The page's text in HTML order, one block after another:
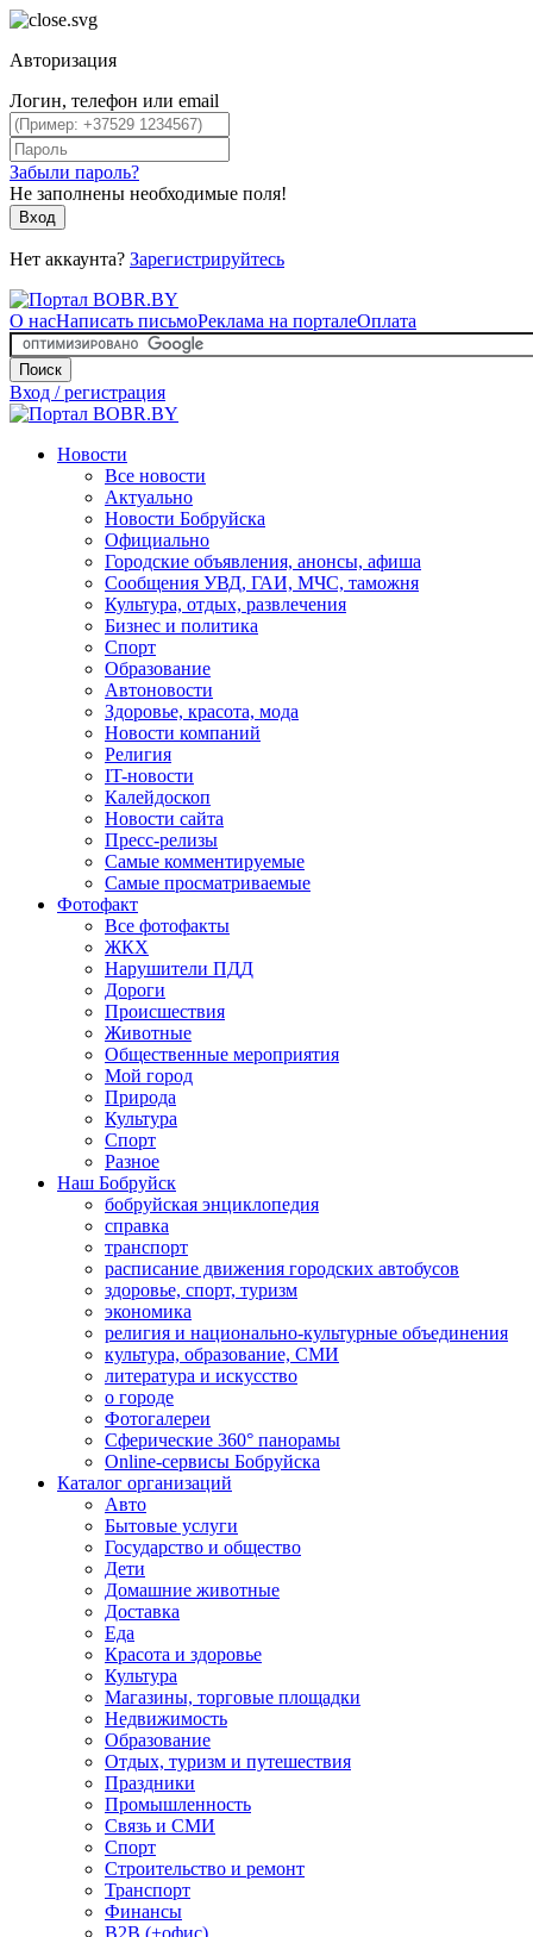
Авторизация
Логин, телефон или email
Забыли пароль?
Не заполнены необходимые поля!
Вход
Нет аккаунта? Зарегистрируйтесь
О насНаписать письмоРеклама на порталеОплата
Поиск
Вход / регистрация
Новости
Все новости
Актуально
Новости Бобруйска
Официально
Городские объявления, анонсы, афиша
Сообщения УВД, ГАИ, МЧС, таможня
Культура, отдых, развлечения
Бизнес и политика
Спорт
Образование
Автоновости
Здоровье, красота, мода
Новости компаний
Религия
IT-новости
Калейдоскоп
Новости сайта
Пресс-релизы
Самые комментируемые
Самые просматриваемые
Фотофакт
Все фотофакты
ЖКХ
Нарушители ПДД
Дороги
Происшествия
Животные
Общественные мероприятия
Мой город
Природа
Культура
Спорт
Разное
Наш Бобруйск
бобруйская энциклопедия
справка
транспорт
расписание движения городских автобусов
здоровье, спорт, туризм
экономика
религия и национально-культурные объединения
культура, образование, СМИ
литература и искусство
о городе
Фотогалереи
Сферические 360° панорамы
Online-сервисы Бобруйска
Каталог организаций
Авто
Бытовые услуги
Государство и общество
Дети
Домашние животные
Доставка
Еда
Красота и здоровье
Культура
Магазины, торговые площадки
Недвижимость
Образование
Отдых, туризм и путешествия
Праздники
Промышленность
Связь и СМИ
Спорт
Строительство и ремонт
Транспорт
Финансы
B2B (+офис)